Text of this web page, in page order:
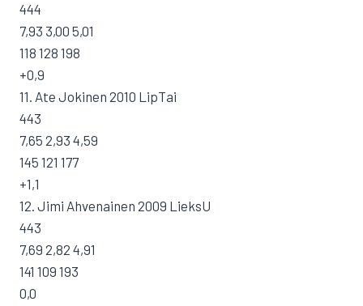
444
7,93 3,00 5,01
118 128 198
+0,9
11. Ate Jokinen 2010 LipTai
443
7,65 2,93 4,59
145 121 177
+1,1
12. Jimi Ahvenainen 2009 LieksU
443
7,69 2,82 4,91
141 109 193
0,0